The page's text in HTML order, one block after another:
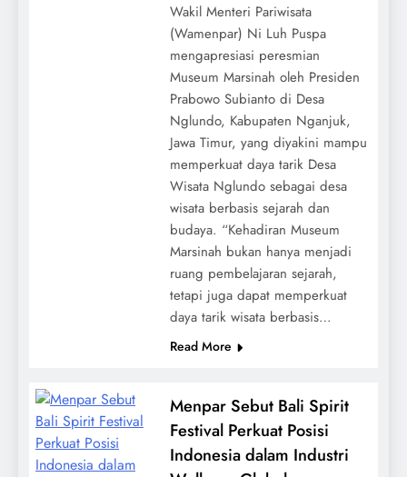
Wakil Menteri Pariwisata
(Wamenpar) Ni Luh Puspa
mengapresiasi peresmian
Museum Marsinah oleh Presiden
Prabowo Subianto di Desa
Nglundo, Kabupaten Nganjuk,
Jawa Timur, yang diyakini mampu
memperkuat daya tarik Desa
Wisata Nglundo sebagai desa
wisata berbasis sejarah dan
budaya. “Kehadiran Museum
Marsinah bukan hanya menjadi
ruang pembelajaran sejarah,
tetapi juga dapat memperkuat
daya tarik wisata berbasis…
Read More
Menpar Sebut Bali Spirit
Festival Perkuat Posisi
Indonesia dalam Industri